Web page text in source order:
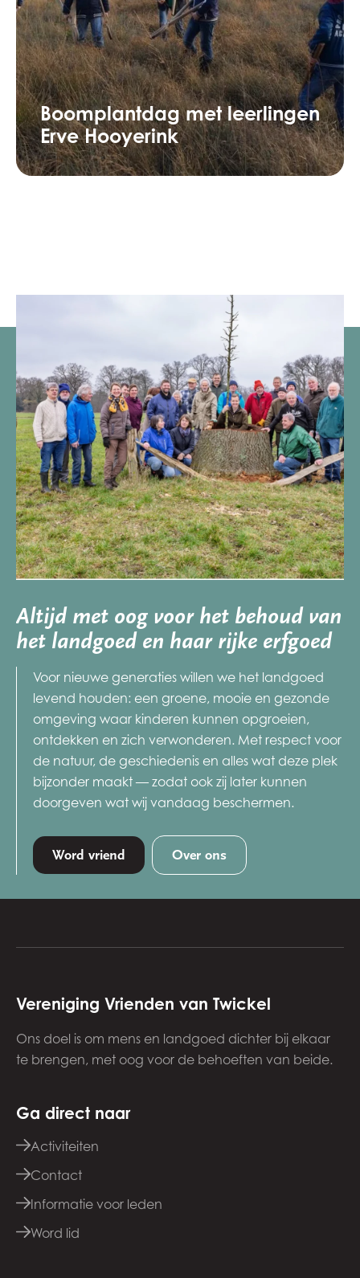
Boomplantdag met leerlingen
Erve Hooyerink
Altijd met oog voor het behoud van
het landgoed en haar rijke erfgoed
Voor nieuwe generaties willen we het landgoed
levend houden: een groene, mooie en gezonde
omgeving waar kinderen kunnen opgroeien,
ontdekken en zich verwonderen. Met respect voor
de natuur, de geschiedenis en alles wat deze plek
bijzonder maakt — zodat ook zij later kunnen
doorgeven wat wij vandaag beschermen.
Word vriend Over ons
Vereniging Vrienden van Twickel
Ons doel is om mens en landgoed dichter bij elkaar
te brengen, met oog voor de behoeften van beide.
Ga direct naar
Activiteiten
Contact
Informatie voor leden
Word lid